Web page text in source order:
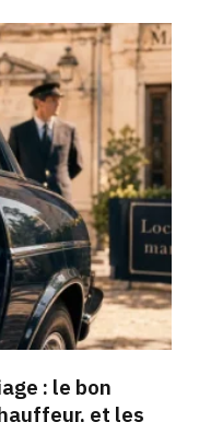
: le bon
et les